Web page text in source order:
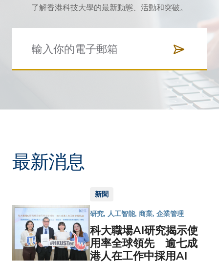
了解香港科技大學的最新動態、活動和突破。
最新消息
新聞
研究, 人工智能, 商業, 企業管理
科大職場AI研究揭示使
用率全球領先 逾七成
港人在工作中採用AI